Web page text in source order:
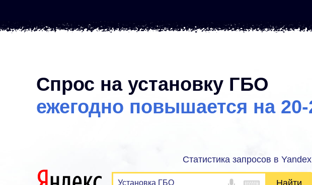
Спрос на установку ГБО
ежегодно повышается на 20-
Установка ГБО Найти
Статистика запросов в